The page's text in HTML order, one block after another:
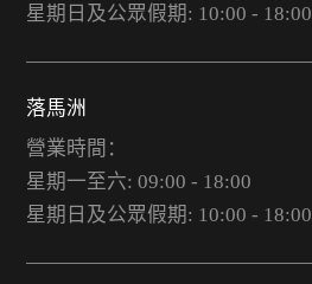
星期日及公眾假期: 10:00 - 18:00
落馬洲
營業時間：
星期一至六: 09:00 - 18:00
星期日及公眾假期: 10:00 - 18:00